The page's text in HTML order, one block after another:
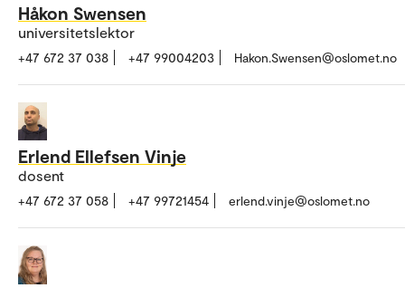
Håkon Swensen
universitetslektor
+47 672 37 038 +47 99004203 Hakon.Swensen@oslomet.no
Erlend Ellefsen Vinje
dosent
+47 672 37 058 +47 99721454 erlend.vinje@oslomet.no